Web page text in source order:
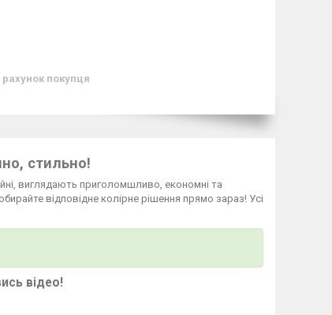
рахунок покупця
стильно!
виглядають приголомшливо, економні та
відповідне колірне рішення прямо зараз! Усі
відео!